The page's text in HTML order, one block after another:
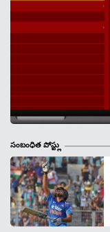
సంబంధిత పోస్ట్లు